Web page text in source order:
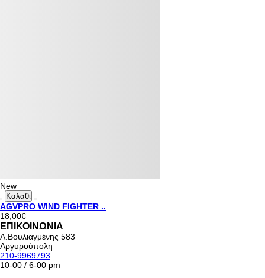
New
Καλαθι
AGVPRO WIND FIGHTER ..
18,00€
ΕΠΙΚΟΙΝΩΝΙΑ
Λ.Βουλιαγμένης 583
Αργυρούπολη
210-9969793
10-00 / 6-00 pm